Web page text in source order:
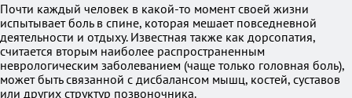
Почти каждый человек в какой-то момент своей жизни
испытывает боль в спине, которая мешает повседневной
деятельности и отдыху. Известная также как дорсопатия,
считается вторым наиболее распространенным
неврологическим заболеванием (чаще только головная боль),
может быть связанной с дисбалансом мышц, костей, суставов
или других структур позвоночника.